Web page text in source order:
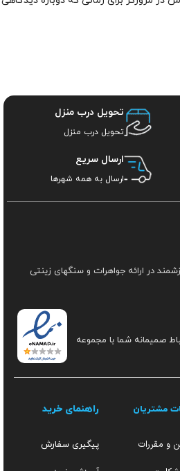
تحویل درب منزل
تحویل درب منزل
ارسال سریع
ارسال به همه شهرها
در ارائه جواهرات و سنگهای زینتی
صمیمانه شما با مجموعه
مشتریان
و مقررات
راهنمای خرید
پیگیری سفارش